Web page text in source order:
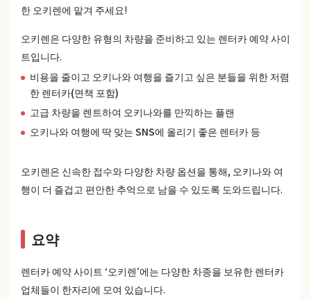
한 오키렌에 맡겨 주세요!
오키렌은 다양한 유형의 차량을 준비하고 있는 렌터카 예약 사이
트입니다.
비용을 줄이고 오키나와 여행을 즐기고 싶은 분들을 위한 저렴
한 렌터카(면책 포함)
고급 차량을 렌트하여 오키나와를 만끽하는 플랜
오키나와 여행에 딱 맞는 SNS에 올리기 좋은 렌터카 등
오키렌은 신속한 접수와 다양한 차량 옵션을 통해, 오키나와 여
행이 더 즐겁고 편안한 추억으로 남을 수 있도록 도와드립니다.
요약
렌터카 예약 사이트 ‘오키렌’에는 다양한 차종을 보유한 렌터카
업체들이 한자리에 모여 있습니다.